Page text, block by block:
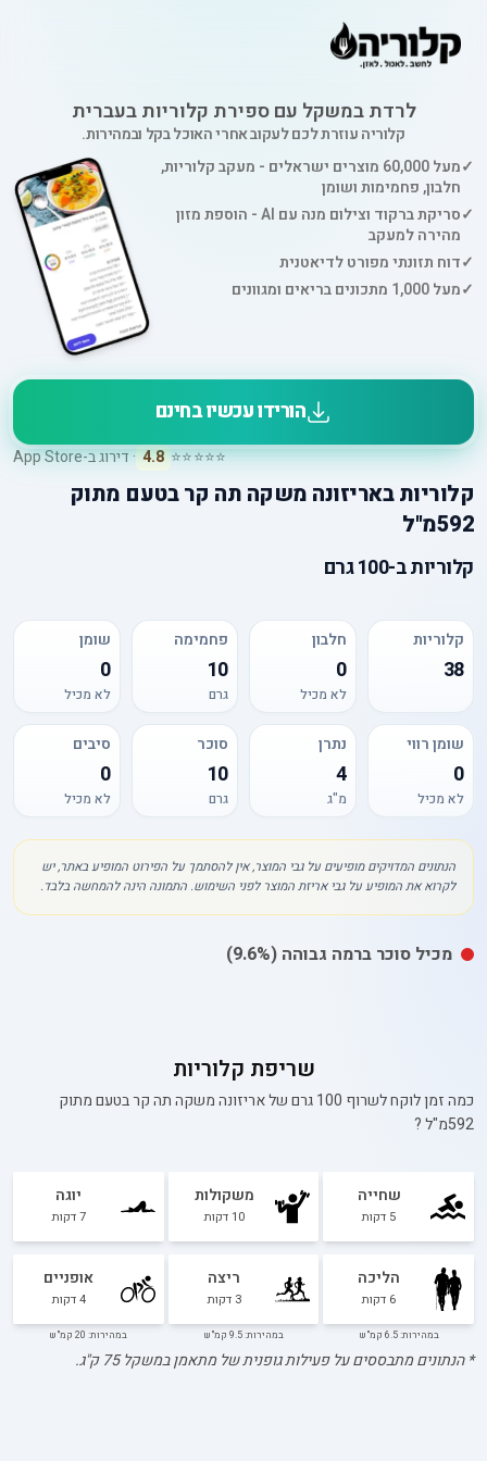
לרדת במשקל עם ספירת קלוריות בעברית
קלוריה עוזרת לכם לעקוב אחרי האוכל בקל ובמהירות.
✓
מעל 60,000 מוצרים ישראלים - מעקב קלוריות,
חלבון, פחמימות ושומן
✓
סריקת ברקוד וצילום מנה עם AI - הוספת מזון
מהירה למעקב
✓דוח תזונתי מפורט לדיאטנית
✓מעל 1,000 מתכונים בריאים ומגוונים
הורידו עכשיו בחינם
⭐⭐⭐⭐⭐
4.8 · דירוג ב-App Store
קלוריותבאריזונה משקה תה קר בטעם מתוק
592מ"ל
קלוריותב-100 גרם
קלוריות
38
חלבון
0
לא מכיל
פחמימה
10
גרם
שומן
0
לא מכיל
שומן רווי
0
לא מכיל
נתרן
4
מ"ג
סוכר
10
גרם
סיבים
0
לא מכיל
הנתונים המדויקים מופיעים על גבי המוצר, אין להסתמך על הפירוט המופיע באתר, יש
לקרוא את המופיע על גבי אריזת המוצר לפני השימוש. התמונה הינה להמחשה בלבד.
מכיל סוכר ברמה גבוהה (9.6%)
שריפת קלוריות
כמה זמן לוקח לשרוף 100 גרם של
אריזונה משקה תה קר בטעם מתוק
592מ"ל
?
שחייה
5 דקות
משקולות
10 דקות
יוגה
7דקות
הליכה
6 דקות
במהירות: 6.5 קמ"ש
ריצה
3 דקות
במהירות: 9.5 קמ"ש
אופניים
4דקות
במהירות: 20 קמ"ש
* הנתונים מתבססים על פעילות גופנית של מתאמן במשקל75ק"ג.